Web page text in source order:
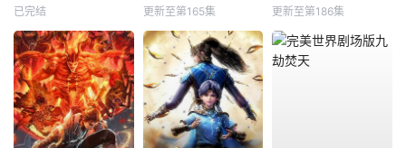
已完结 更新至第165集 更新至第186集